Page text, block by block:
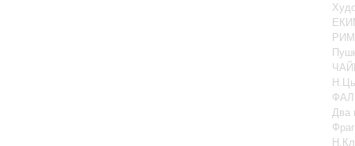
Два